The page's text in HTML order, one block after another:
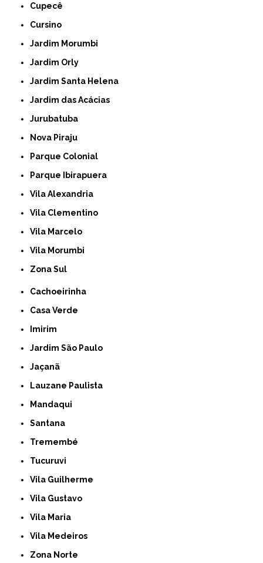
Cupecê
Cursino
Jardim Morumbi
Jardim Orly
Jardim Santa Helena
Jardim das Acácias
Jurubatuba
Nova Piraju
Parque Colonial
Parque Ibirapuera
Vila Alexandria
Vila Clementino
Vila Marcelo
Vila Morumbi
Zona Sul
Cachoeirinha
Casa Verde
Imirim
Jardim São Paulo
Jaçanã
Lauzane Paulista
Mandaqui
Santana
Tremembé
Tucuruvi
Vila Guilherme
Vila Gustavo
Vila Maria
Vila Medeiros
Zona Norte